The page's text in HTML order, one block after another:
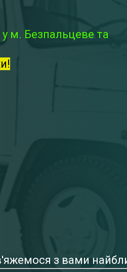
м. Безпальцеве та
з вами